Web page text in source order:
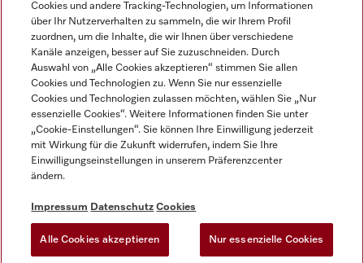
Impressum
AGB
Datenschutz
Nutzungsbedingungen
Gesetzen über digitale Dienste
Cookie-Einstellungen
Cookies und andere Tracking-Technologien, um Informationen
über Ihr Nutzerverhalten zu sammeln, die wir Ihrem Profil
zuordnen, um die Inhalte, die wir Ihnen über verschiedene
Kanäle anzeigen, besser auf Sie zuzuschneiden. Durch
Auswahl von „Alle Cookies akzeptieren“ stimmen Sie allen
Cookies und Technologien zu. Wenn Sie nur essenzielle
Cookies und Technologien zulassen möchten, wählen Sie „Nur
essenzielle Cookies“. Weitere Informationen finden Sie unter
„Cookie-Einstellungen“. Sie können Ihre Einwilligung jederzeit
mit Wirkung für die Zukunft widerrufen, indem Sie Ihre
Einwilligungseinstellungen in unserem Präferenzcenter
ändern.
Impressum Datenschutz Cookies
Alle Cookies akzeptieren Nur essenzielle Cookies